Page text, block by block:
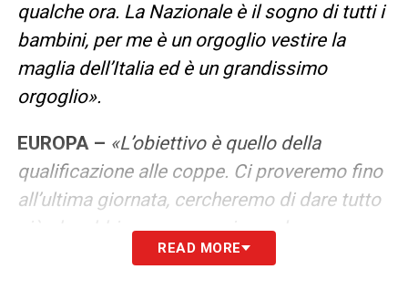
qualche ora. La Nazionale è il sogno di tutti i
bambini, per me è un orgoglio vestire la
maglia dell’Italia ed è un grandissimo
orgoglio».
EUROPA – «L’obiettivo è quello della
qualificazione alle coppe. Ci proveremo fino
all’ultima giornata, cercheremo di dare tutto
ciò che abbiamo per raggiungerla».
READ MORE